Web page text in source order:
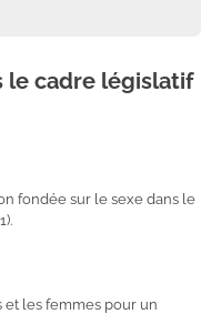
le cadre législatif
fondée sur le sexe dans le
et les femmes pour un